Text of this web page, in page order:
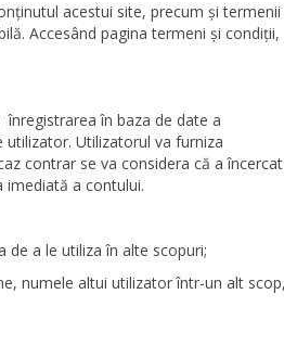
acestui site, precum şi termenii
Accesând pagina termeni şi condiţii,
în baza de date a
utilizator. Utilizatorul va furniza
contrar se va considera că a încercat
imediată a contului.
de a le utiliza în alte scopuri;
numele altui utilizator într-un alt scop,